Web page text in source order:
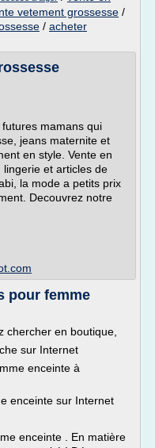
vetement grossesse /
/ acheter
mamans qui
jeans maternite et
en style. Vente en
et articles de
la mode a petits prix
Decouvrez notre
pour femme
chercher en boutique,
sur Internet
enceinte à
enceinte sur Internet
enceinte . En matière